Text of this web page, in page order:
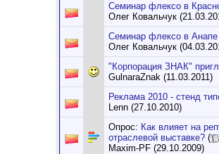
Семинар флексо в
Олег Ковальчук
Семинар флексо в Анапе
Олег Ковальчук
"Корпорация ЗНАК"
GulnaraZnak (11.03.2011)
Реклама 2010 - стенд
Lenn (27.10.2010)
Опрос: Как влияет на
отраслевой выставке? (
Maxim-PF (29.10.2009)